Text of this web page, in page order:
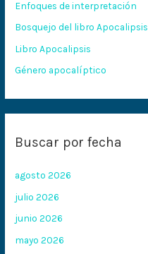
o
r
:
Enfoques de interpretación
Bosquejo del libro Apocalipsis
Libro Apocalipsis
Género apocalíptico
Buscar por fecha
agosto 2026
julio 2026
junio 2026
mayo 2026